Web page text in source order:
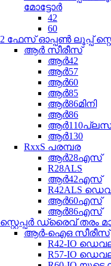
മോട്ടോർ
42
60
2 ഫേസ് ഓപ്പൺ ലൂപ്പ്
ആർ സീരീസ്
ആർ42
ആർ57
ആർ60
ആർ85
ആർ86മിനി
ആർ86
ആർ110പ്ലസ്
ആർ130
RxxS പരമ്പര
ആർ28എസ്
R28ALS
ആർ42എസ്
R42ALS
ആർ60എസ്
ആർ86എസ്
സ്റ്റെപ്പർ ഡ്രൈവ് തരം
ആർ-ഐഒ സീരീസ്
R42-IO
R57-IO